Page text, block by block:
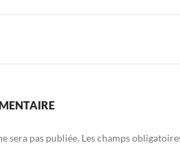
sera pas publiée. Les champs